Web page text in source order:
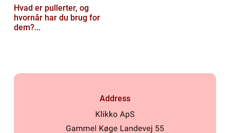
Hvad er pullerter, og
hvornår har du brug for
dem?...
Address